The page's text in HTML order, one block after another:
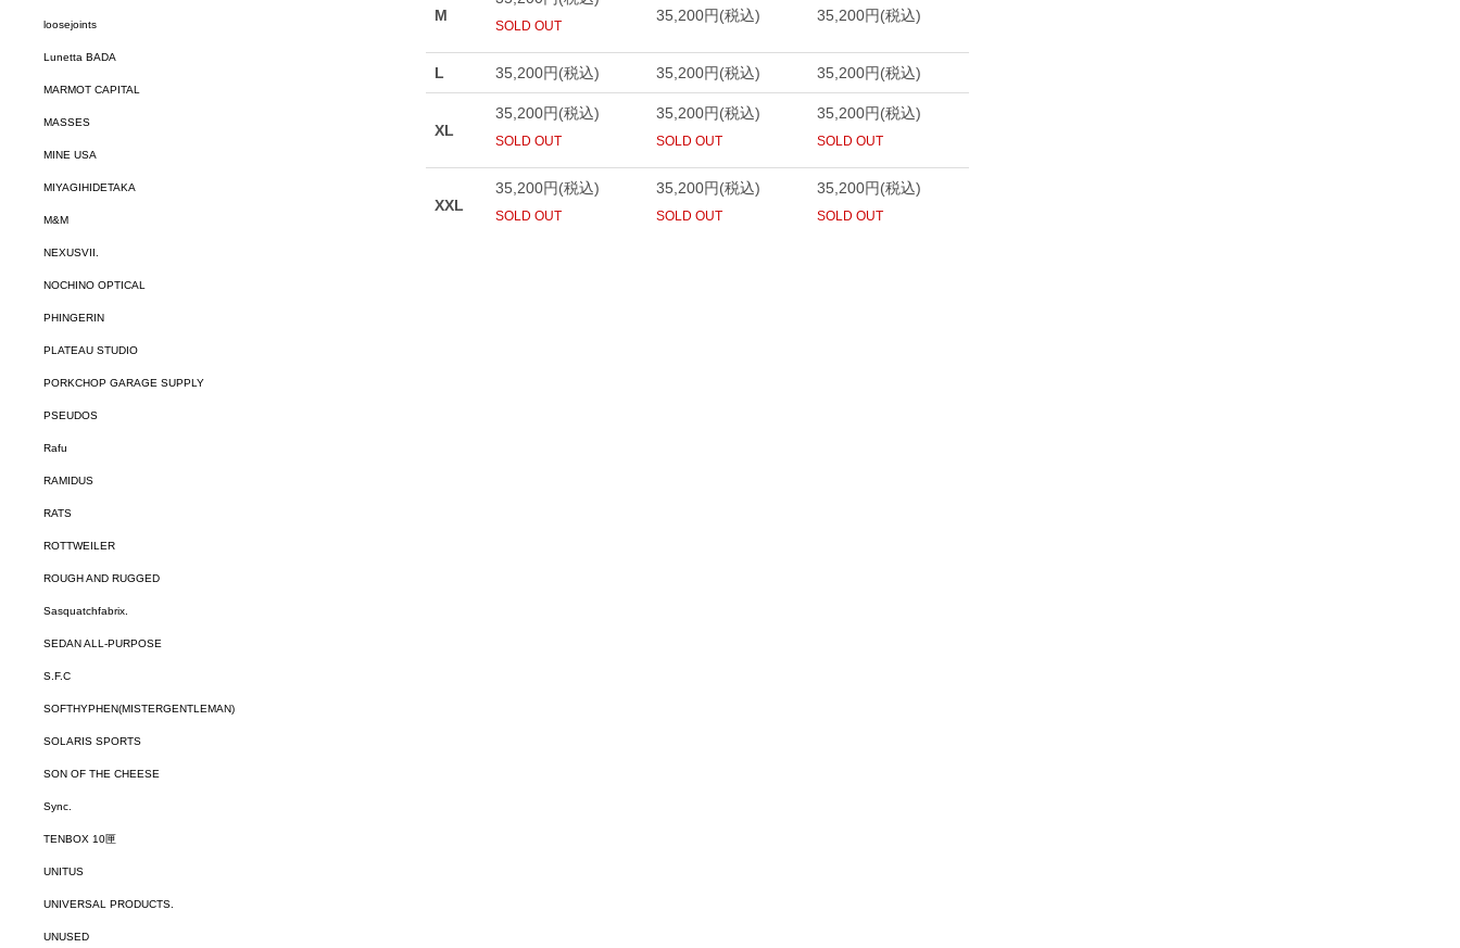
loosejoints
Lunetta BADA
MARMOT CAPITAL
MASSES
MINE USA
MIYAGIHIDETAKA
M&M
NEXUSVII.
NOCHINO OPTICAL
PHINGERIN
PLATEAU STUDIO
PORKCHOP GARAGE SUPPLY
PSEUDOS
Rafu
RAMIDUS
RATS
ROTTWEILER
ROUGH AND RUGGED
Sasquatchfabrix.
SEDAN ALL-PURPOSE
S.F.C
SOFTHYPHEN(MISTERGENTLEMAN)
SOLARIS SPORTS
SON OF THE CHEESE
Sync.
TENBOX 10匣
UNITUS
UNIVERSAL PRODUCTS.
UNUSED